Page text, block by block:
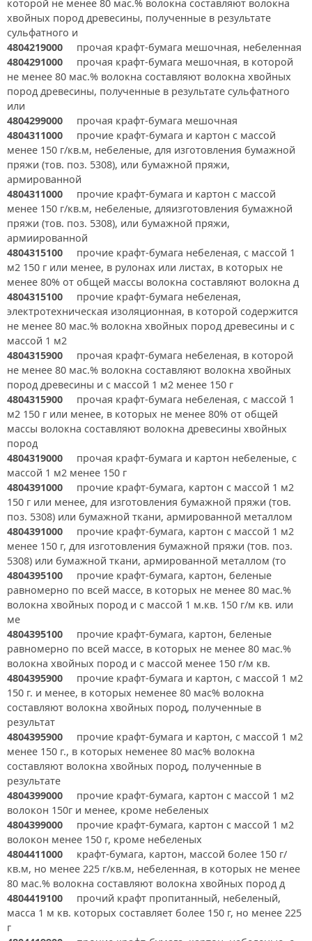
которой не менее 80 мас.% волокна составляют волокна
хвойных пород древесины, полученные в результате
сульфатного и
4804219000 прочая крафт-бумага мешочная, небеленная
4804291000 прочая крафт-бумага мешочная, в которой
не менее 80 мас.% волокна составляют волокна хвойных
пород древесины, полученные в результате сульфатного
или
4804299000 прочая крафт-бумага мешочная
4804311000 прочие крафт-бумага и картон с массой
менее 150 г/кв.м, небеленые, для изготовления бумажной
пряжи (тов. поз. 5308), или бумажной пряжи,
армированной
4804311000 прочие крафт-бумага и картон с массой
менее 150 г/кв.м, небеленые, дляизготовления бумажной
пряжи (тов. поз. 5308), или бумажной пряжи,
армиированной
4804315100 прочие крафт-бумага небеленая, с массой 1
м2 150 г или менее, в рулонах или листах, в которых не
менее 80% от общей массы волокна составляют волокна д
4804315100 прочие крафт-бумага небеленая,
электротехническая изоляционная, в которой содержится
не менее 80 мас.% волокна хвойных пород древесины и с
массой 1 м2
4804315900 прочая крафт-бумага небеленая, в которой
не менее 80 мас.% волокна составляют волокна хвойных
пород древесины и с массой 1 м2 менее 150 г
4804315900 прочая крафт-бумага небеленая, с массой 1
м2 150 г или менее, в которых не менее 80% от общей
массы волокна составляют волокна древесины хвойных
пород
4804319000 прочая крафт-бумага и картон небеленые, с
массой 1 м2 менее 150 г
4804391000 прочие крафт-бумага, картон с массой 1 м2
150 г или менее, для изготовления бумажной пряжи (тов.
поз. 5308) или бумажной ткани, армированной металлом
4804391000 прочие крафт-бумага, картон с массой 1 м2
менее 150 г, для изготовления бумажной пряжи (тов. поз.
5308) или бумажной ткани, армированной металлом (то
4804395100 прочие крафт-бумага, картон, беленые
равномерно по всей массе, в которых не менее 80 мас.%
волокна хвойных пород и с массой 1 м.кв. 150 г/м кв. или
ме
4804395100 прочие крафт-бумага, картон, беленые
равномерно по всей массе, в которых не менее 80 мас.%
волокна хвойных пород и с массой менее 150 г/м кв.
4804395900 прочие крафт-бумага и картон, с массой 1 м2
150 г. и менее, в которых неменее 80 мас% волокна
составляют волокна хвойных пород, полученные в
результат
4804395900 прочие крафт-бумага и картон, с массой 1 м2
менее 150 г., в которых неменее 80 мас% волокна
составляют волокна хвойных пород, полученные в
результате
4804399000 прочие крафт-бумага, картон с массой 1 м2
волокон 150г и менее, кроме небеленых
4804399000 прочие крафт-бумага, картон с массой 1 м2
волокон менее 150 г, кроме небеленых
4804411000 крафт-бумага, картон, массой более 150 г/
кв.м, но менее 225 г/кв.м, небеленная, в которых не менее
80 мас.% волокна составляют волокна хвойных пород д
4804419100 прочий крафт пропитанный, небеленый,
масса 1 м кв. которых составляет более 150 г, но менее 225
г